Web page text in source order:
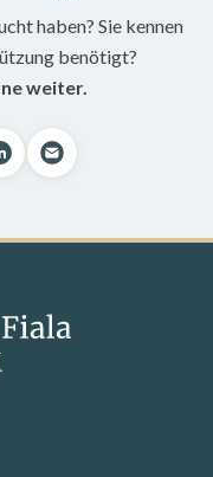
haben? Sie kennen
benötigt?
weiter.